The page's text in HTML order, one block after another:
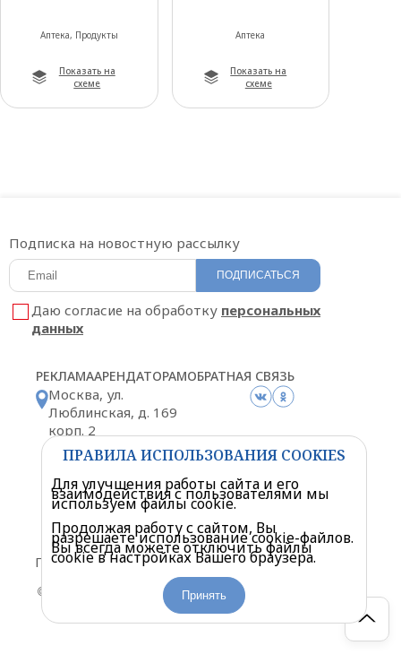
Аптека, Продукты
Показать на
схеме
Аптека
Показать на
схеме
РЕКЛАМААРЕНДАТОРАМОБРАТНАЯ СВЯЗЬ
Москва, ул.
Люблинская, д. 169
корп. 2
Схема проезда
Подписка на новостную рассылку
ПОДПИСАТЬСЯ
Даю согласие на обработку персональных
данных
Политика конфиденциальности
Правила посещения торгового центра
© «Мариэль» Торгово-развлекательный центр. 2026
ПРАВИЛА ИСПОЛЬЗОВАНИЯ COOKIES
Для улучшения работы сайта и его
взаимодействия с пользователями мы
используем файлы cookie.
Продолжая работу с сайтом, Вы
разрешаете использование cookie-файлов.
Вы всегда можете отключить файлы
cookie в настройках Вашего браузера.
Принять